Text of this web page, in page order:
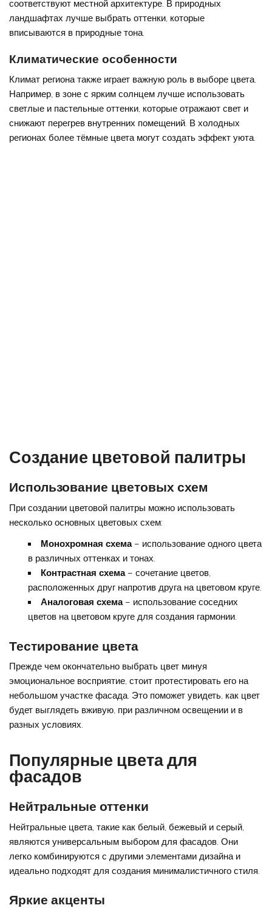
соответствуют местной архитектуре. В природных
ландшафтах лучше выбрать оттенки, которые
вписываются в природные тона.
Климатические особенности
Климат региона также играет важную роль в выборе цвета.
Например, в зоне с ярким солнцем лучше использовать
светлые и пастельные оттенки, которые отражают свет и
снижают перегрев внутренних помещений. В холодных
регионах более тёмные цвета могут создать эффект уюта.
Создание цветовой палитры
Использование цветовых схем
При создании цветовой палитры можно использовать
несколько основных цветовых схем:
Монохромная схема– использование одного цвета
в различных оттенках и тонах.
Контрастная схема– сочетание цветов,
расположенных друг напротив друга на цветовом круге.
Аналоговая схема– использование соседних
цветов на цветовом круге для создания гармонии.
Тестирование цвета
Прежде чем окончательно выбрать цвет минуя
эмоциональное восприятие, стоит протестировать его на
небольшом участке фасада. Это поможет увидеть, как цвет
будет выглядеть вживую, при различном освещении и в
разных условиях.
Популярные цвета для
фасадов
Нейтральные оттенки
Нейтральные цвета, такие как белый, бежевый и серый,
являются универсальным выбором для фасадов. Они
легко комбинируются с другими элементами дизайна и
идеально подходят для создания минималистичного стиля.
Яркие акценты